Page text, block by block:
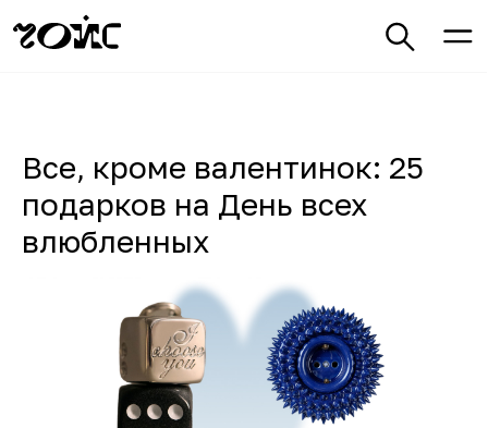
Все, кроме валентинок: 25
подарков на День всех
влюбленных